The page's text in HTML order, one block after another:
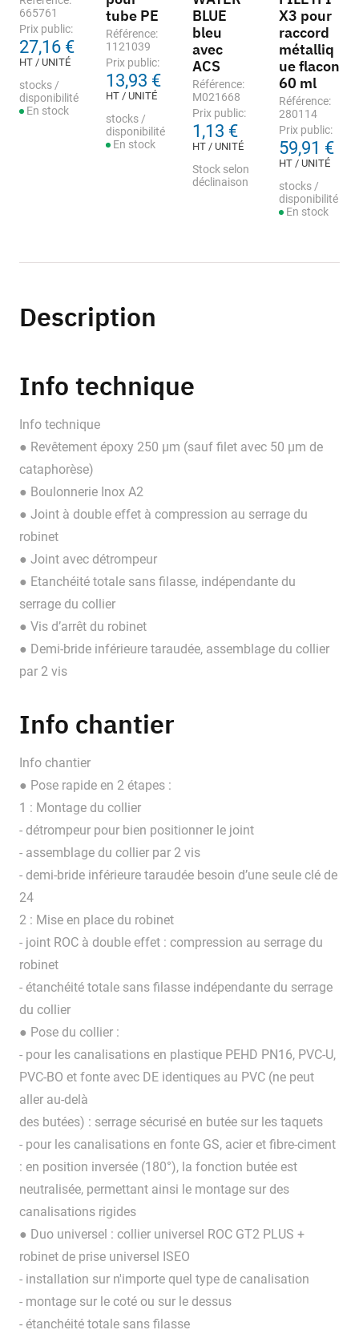
665761
Prix public:
27,16 €
HT / UNITÉ
stocks /
disponibilité
En stock
tube PE
Référence:
1121039
Prix public:
13,93 €
HT / UNITÉ
stocks /
disponibilité
En stock
BLUE
bleu
avec
ACS
Référence:
M021668
Prix public:
1,13 €
HT / UNITÉ
Stock selon
déclinaison
X3 pour
raccord
métalliq
ue flacon
60 ml
Référence:
280114
Prix public:
59,91 €
HT / UNITÉ
stocks /
disponibilité
En stock
Description
Info technique
Info technique
● Revêtement époxy 250 μm (sauf filet avec 50 μm de
cataphorèse)
● Boulonnerie Inox A2
● Joint à double effet à compression au serrage du
robinet
● Joint avec détrompeur
● Etanchéité totale sans filasse, indépendante du
serrage du collier
● Vis d’arrêt du robinet
● Demi-bride inférieure taraudée, assemblage du collier
par 2 vis
Info chantier
Info chantier
● Pose rapide en 2 étapes :
1 : Montage du collier
- détrompeur pour bien positionner le joint
- assemblage du collier par 2 vis
- demi-bride inférieure taraudée besoin d’une seule clé de
24
2 : Mise en place du robinet
- joint ROC à double effet : compression au serrage du
robinet
- étanchéité totale sans filasse indépendante du serrage
du collier
● Pose du collier :
- pour les canalisations en plastique PEHD PN16, PVC-U,
PVC-BO et fonte avec DE identiques au PVC (ne peut
aller au-delà
des butées) : serrage sécurisé en butée sur les taquets
- pour les canalisations en fonte GS, acier et fibre-ciment
: en position inversée (180°), la fonction butée est
neutralisée, permettant ainsi le montage sur des
canalisations rigides
● Duo universel : collier universel ROC GT2 PLUS +
robinet de prise universel ISEO
- installation sur n'importe quel type de canalisation
- montage sur le coté ou sur le dessus
- étanchéité totale sans filasse